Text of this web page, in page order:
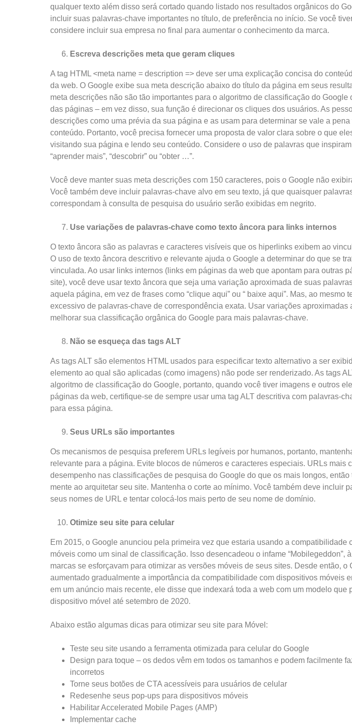
qualquer texto além disso será cortado quando listado nos resultados orgânicos do
incluir suas palavras-chave importantes no título, de preferência no início. Se você
considere incluir sua empresa no final para aumentar o conhecimento da marca.
Escreva descrições meta que geram cliques
A tag HTML <meta name = description => deve ser uma explicação concisa do
da web. O Google exibe sua meta descrição abaixo do título da página em seus
meta descrições não são tão importantes para o algoritmo de classificação do Google
das páginas – em vez disso, sua função é direcionar os cliques dos usuários. As
descrições como uma prévia da sua página e as usam para determinar se vale a pena
conteúdo. Portanto, você precisa fornecer uma proposta de valor clara sobre o que
visitando sua página e lendo seu conteúdo. Considere o uso de palavras que
“aprender mais”, “descobrir” ou “obter …”.
Você deve manter suas meta descrições com 150 caracteres, pois o Google não
Você também deve incluir palavras-chave alvo em seu texto, já que quaisquer
correspondam à consulta de pesquisa do usuário serão exibidas em negrito.
Use variações de palavras-chave como texto âncora para links internos
O texto âncora são as palavras e caracteres visíveis que os hiperlinks exibem ao
O uso de texto âncora descritivo e relevante ajuda o Google a determinar do que se
vinculada. Ao usar links internos (links em páginas da web que apontam para outras
site), você deve usar texto âncora que seja uma variação aproximada de suas
aquela página, em vez de frases como “clique aqui” ou “ baixe aqui”. Mas, ao mesmo
excessivo de palavras-chave de correspondência exata. Usar variações aproximadas
melhorar sua classificação orgânica do Google para mais palavras-chave.
Não se esqueça das tags ALT
As tags ALT são elementos HTML usados ​​para especificar texto alternativo a ser
elemento ao qual são aplicadas (como imagens) não pode ser renderizado. As tags
algoritmo de classificação do Google, portanto, quando você tiver imagens e outros
páginas da web, certifique-se de sempre usar uma tag ALT descritiva com palavras-
para essa página.
Seus URLs são importantes
Os mecanismos de pesquisa preferem URLs legíveis por humanos, portanto,
relevante para a página. Evite blocos de números e caracteres especiais. URLs mais
desempenho nas classificações de pesquisa do Google do que os mais longos, então
mente ao arquitetar seu site. Mantenha o corte ao mínimo. Você também deve incluir
seus nomes de URL e tentar colocá-los mais perto de seu nome de domínio.
Otimize seu site para celular
Em 2015, o Google anunciou pela primeira vez que estaria usando a compatibilidade
móveis como um sinal de classificação. Isso desencadeou o infame “Mobilegeddon”,
marcas se esforçavam para otimizar as versões móveis de seus sites. Desde então, o
aumentado gradualmente a importância da compatibilidade com dispositivos móveis
em um anúncio mais recente, ele disse que indexará toda a web com um modelo que
dispositivo móvel até setembro de 2020.
Abaixo estão algumas dicas para otimizar seu site para Móvel:
Teste seu site usando a ferramenta otimizada para celular do Google
Design para toque – os dedos vêm em todos os tamanhos e podem facilmente
incorretos
Torne seus botões de CTA acessíveis para usuários de celular
Redesenhe seus pop-ups para dispositivos móveis
Habilitar Accelerated Mobile Pages (AMP)
Implementar cache